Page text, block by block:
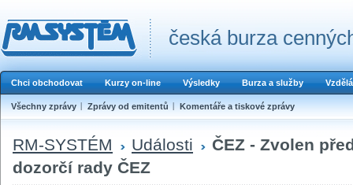
česká burza
Chci obchodovat Kurzy on-line Výsledky Burza a služby
Všechny zprávy Zprávy od emitentů Komentáře a tiskové zprávy
RM-SYSTÉM Události
ČEZ - Zvolen
dozorčí rady ČEZ